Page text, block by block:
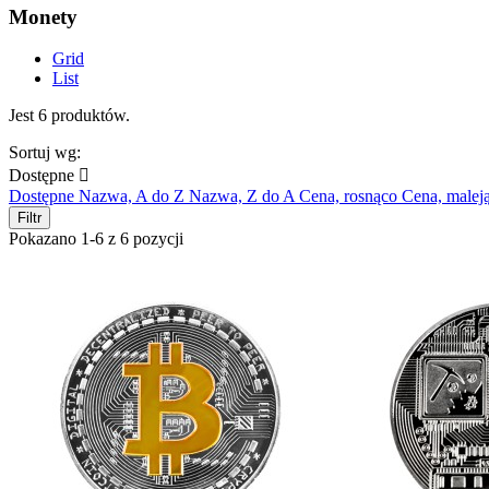
Monety
Grid
List
Jest 6 produktów.
Sortuj wg:
Dostępne 
Dostępne Nazwa, A do Z Nazwa, Z do ACena, rosnąco Cena,
Filtr
Pokazano 1-6 z 6 pozycji